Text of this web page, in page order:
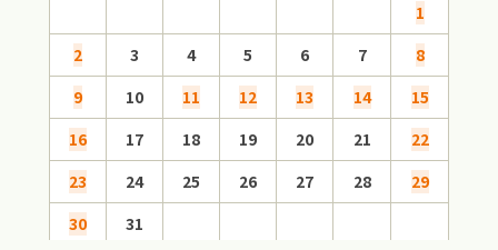
1
2
3 4 5 6 7
8
9
10 11 12 13 14
15
16
17 18 19 20 21
22
23
24 25 26 27 28
29
30
31